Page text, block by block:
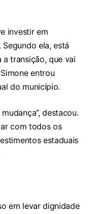
investir em
ela, está
transição, que vai
entrou
do município.
destacou.
com todos os
estaduais
em levar dignidade